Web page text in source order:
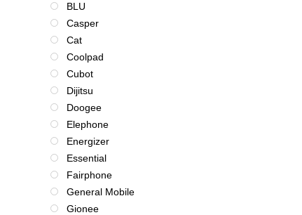
BLU
Casper
Cat
Coolpad
Cubot
Dijitsu
Doogee
Elephone
Energizer
Essential
Fairphone
General Mobile
Gionee